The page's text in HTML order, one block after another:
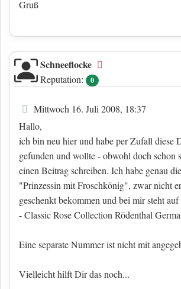
Gruß
Schneeflocke
Reputation: 0
Beitrag
Mittwoch 16. Juli 2008, 18:37
Hallo,
ich bin neu hier und habe per Zufall diese
gefunden und wollte - obwohl doch schon
einen Beitrag schreiben. Ich habe genau
"Prinzessin mit Froschkönig", zwar nicht
geschenkt bekommen und bei mir steht
- Classic Rose Collection Rödenthal
Eine separate Nummer ist nicht mit
Vielleicht hilft Dir das noch...